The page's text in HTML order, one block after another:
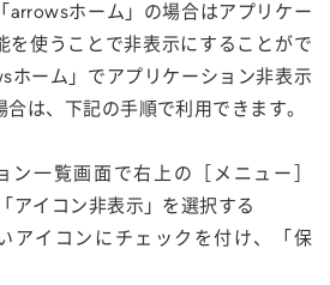
arrowsホーム」の場合はアプリケー
を使うことで非表示にすることがで
ホーム」でアプリケーション非表示
は、下記の手順で利用できます。
ン一覧画面で右上の［メニュー］
アイコン非表示」を選択する
アイコンにチェックを付け、「保